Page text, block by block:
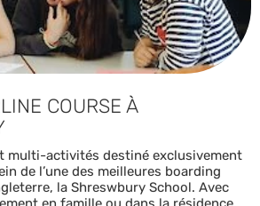
COURSE À
multi-activités destiné exclusivement
de l’une des meilleures boarding
la Shreswbury School. Avec